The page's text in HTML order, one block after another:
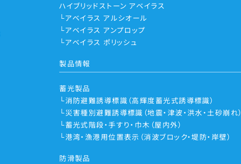
ハイブリッドストーン アベイラス
アベイラス アルシオール
アベイラス アンプロップ
アベイラス ポリッシュ
製品情報
蓄光製品
消防避難誘導標識（高輝度蓄光式誘導標識）
災害種別避難誘導標識（地震・津波・洪水・土砂崩れ）
蓄光式階段・手すり・巾木（屋内外）
港湾・漁港用位置表示（消波ブロック・堤防・岸壁）
防滑製品